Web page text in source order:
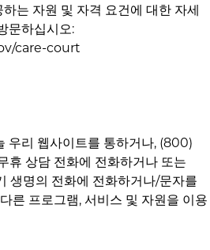
는 자원 및 자격 요건에 대한 자세
문하십시오:
care-court
우리 웹사이트를 통하거나, (800)
휴 상담 전화에 전화하거나 또는
생명의 전화에 전화하거나/문자를
른 프로그램, 서비스 및 자원을 이용